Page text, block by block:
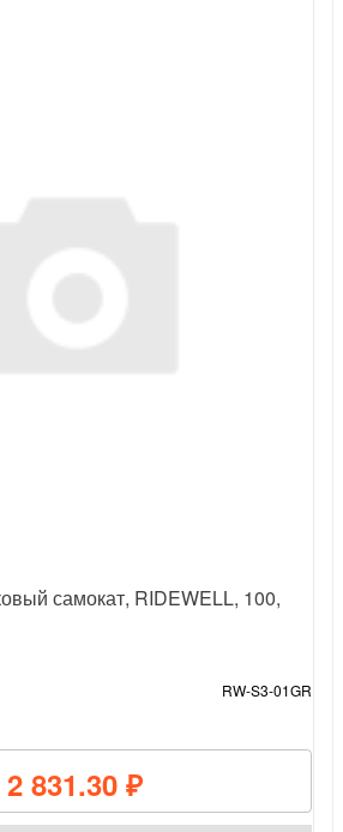
самокат, RIDEWELL, 100,
RW-S3-01GR
2 831.30 ₽